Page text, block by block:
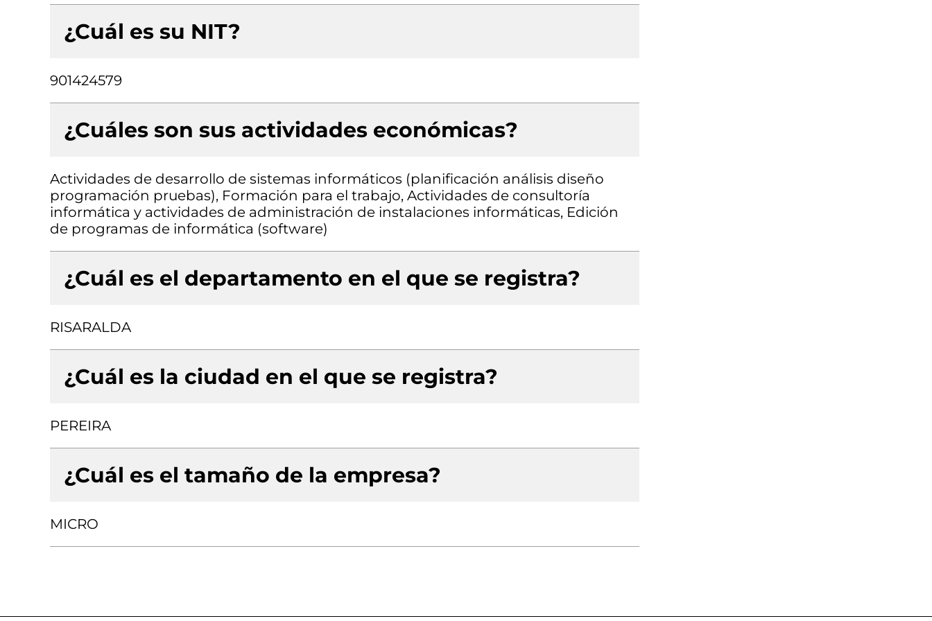
¿Cuál es su NIT?
901424579
¿Cuáles son sus actividades económicas?
Actividades de desarrollo de sistemas informáticos (planificación análisis diseño
programación pruebas), Formación para el trabajo, Actividades de consultoría
informática y actividades de administración de instalaciones informáticas, Edición
de programas de informática (software)
¿Cuál es el departamento en el que se registra?
RISARALDA
¿Cuál es la ciudad en el que se registra?
PEREIRA
¿Cuál es el tamaño de la empresa?
MICRO